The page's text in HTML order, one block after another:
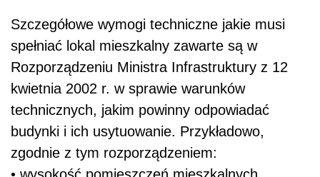
Szczegółowe wymogi techniczne jakie musi
spełniać lokal mieszkalny zawarte są w
Rozporządzeniu Ministra Infrastruktury z 12
kwietnia 2002 r. w sprawie warunków
technicznych, jakim powinny odpowiadać
budynki i ich usytuowanie. Przykładowo,
zgodnie z tym rozporządzeniem: